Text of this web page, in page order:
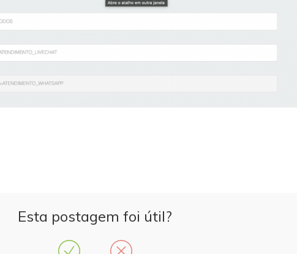
Esta postagem foi útil?